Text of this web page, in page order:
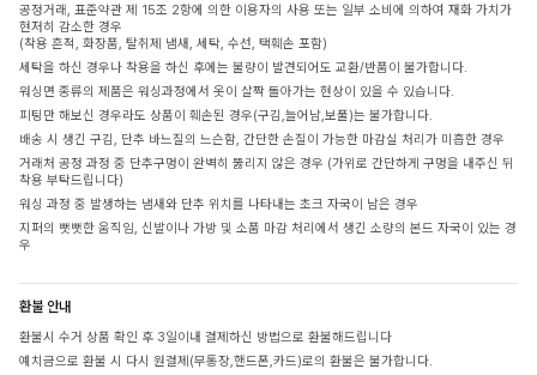
공정거래, 표준약관 제 15조 2항에 의한 이용자의 사용 또는 일부 소비에 의하여 재화 가치가
현저히 감소한 경우
(착용 흔적, 화장품, 탈취제 냄새, 세탁, 수선, 택훼손 포함)
세탁을 하신 경우나 착용을 하신 후에는 불량이 발견되어도 교환/반품이 불가합니다.
워싱면 종류의 제품은 워싱과정에서 옷이 살짝 돌아가는 현상이 있을 수 있습니다.
피팅만 해보신 경우라도 상품이 훼손된 경우(구김,늘어남,보풀)는 불가합니다.
배송 시 생긴 구김, 단추 바느질의 느슨함, 간단한 손질이 가능한 마감실 처리가 미흡한 경우
거래처 공정 과정 중 단추구멍이 완벽히 뚫리지 않은 경우 (가위로 간단하게 구멍을 내주신 뒤
착용 부탁드립니다)
워싱 과정 중 발생하는 냄새와 단추 위치를 나타내는 초크 자국이 남은 경우
지퍼의 뻣뻣한 움직임, 신발이나 가방 및 소품 마감 처리에서 생긴 소량의 본드 자국이 있는 경
우
환불 안내
환불시 수거 상품 확인 후 3일이내 결제하신 방법으로 환불해드립니다
예치금으로 환불 시 다시 원결제(무통장,핸드폰,카드)로의 환불은 불가합니다.